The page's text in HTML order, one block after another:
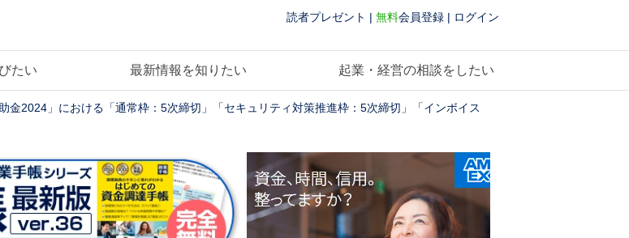
読者プレゼント | 無料会員登録 | ログイン
たい 最新情報を知りたい 起業・経営の相談をしたい
助金2024」における「通常枠：5次締切」「セキュリティ対策推進枠：5次締切」「インボイス